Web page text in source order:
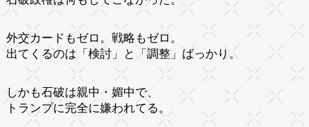
外交カードもゼロ。戦略もゼロ。
出てくるのは「検討」と「調整」ばっかり。
しかも石破は親中・媚中で、
トランプに完全に嫌われてる。